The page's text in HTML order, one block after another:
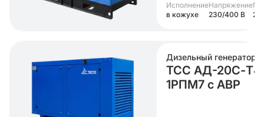
Исполнение
в кожухе
Напряжение
230/400 В
25
Дизельный генератор
ТСС АД-20С-
1РПМ7 с АВР